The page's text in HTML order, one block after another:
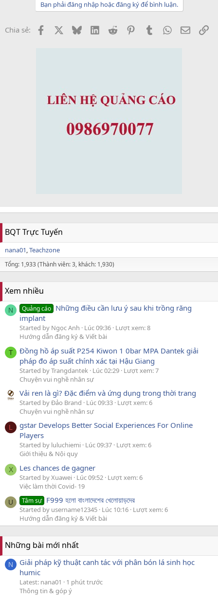
Bạn phải đăng nhập hoặc đăng ký để bình luận.
Chia sẻ: Facebook BlueskyLinkedInReddit PinterestTumblrWhatsApp
Email
BQT Trực Tuyến
nana01 Teachzone
Tổng: 1,933 (Thành viên: 3, khách: 1,930)
Xem nhiều
N Quảng cáo Những điều cần lưu ý sau khi trồng răng
implant
Started by Ngọc Anh Lúc 09:36 Lượt xem: 8
Hướng dẫn đăng ký & Viết bài
T
Đồng hồ áp suất P254 Kiwon 1 0bar MPA Dantek giải
pháp đo áp suất chính xác tại Hậu Giang
Started by Trangdantek Lúc 02:29 Lượt xem: 7
Chuyện vui nghề nhân sự
Vải ren là gì? Đặc điểm và ứng dụng trong thời trang
Started by Đảo Brand Lúc 09:33 Lượt xem: 6
Chuyện vui nghề nhân sự
L
gstar Develops Better Social Experiences For Online
Players
Started by luluchiemi Lúc 09:37 Lượt xem: 6
Giới thiệu & Nội quy
X Les chances de gagner
Started by Xuawei Lúc 09:52 Lượt xem: 6
Việc làm thời Covid- 19
U Tâm sự F999 হলো বাংলাদেশের খেলোয়াড়দের
Started by username12345 Lúc 10:16 Lượt xem: 6
Hướng dẫn đăng ký & Viết bài
Những bài mới nhất
N
Giải pháp kỹ thuật canh tác với phân bón lá sinh học
humic
Latest: nana01
1 phút trước
Thông tin & góp ý